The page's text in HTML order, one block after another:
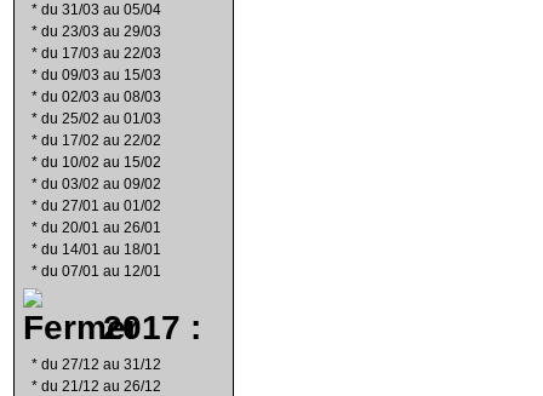
* du 31/03 au 05/04
* du 23/03 au 29/03
* du 17/03 au 22/03
* du 09/03 au 15/03
* du 02/03 au 08/03
* du 25/02 au 01/03
* du 17/02 au 22/02
* du 10/02 au 15/02
* du 03/02 au 09/02
* du 27/01 au 01/02
* du 20/01 au 26/01
* du 14/01 au 18/01
* du 07/01 au 12/01
2017 :
* du 27/12 au 31/12
* du 21/12 au 26/12